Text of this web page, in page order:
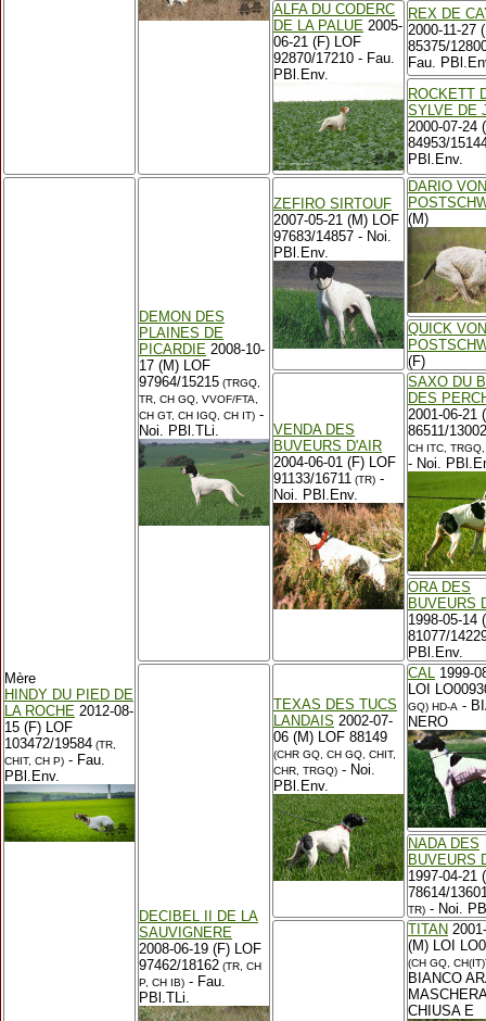
ALFA DU CODERC
DE LA PALUE 2005-
06-21 (F) LOF
92870/17210 - Fau.
PBl.Env.
REX DE
2000-11-27
85375/
Fau.
ROCKETT
SYLVE DE
2000-07-24
84953/
PBl.Env.
Mère
HINDY DU PIED DE
LA ROCHE 2012-08-
15 (F) LOF
103472/19584 (TR,
CHIT, CH P) - Fau.
PBl.Env.
DEMON DES
PLAINES DE
PICARDIE 2008-10-
17 (M) LOF
97964/15215 (TRGQ,
TR, CH GQ, VVOF/FTA,
CH GT, CH IGQ, CH IT) -
Noi. PBl.TLi.
ZEFIRO SIRTOUF
2007-05-21 (M) LOF
97683/14857 - Noi.
PBl.Env.
DARIO
(M)
QUICK
(F)
VENDA DES
BUVEURS D'AIR
2004-06-01 (F) LOF
91133/16711 (TR) -
Noi. PBl.Env.
SAXO DU
DES
2001-06-21
86511/13002
CH ITC,
- Noi.
ORA DES
BUVEURS
1998-05-14
81077/
PBl.Env.
DECIBEL II DE LA
SAUVIGNERE
2008-06-19 (F) LOF
97462/18162 (TR, CH
P, CH IB) - Fau.
PBl.TLi.
TEXAS DES TUCS
LANDAIS 2002-07-
06 (M) LOF 88149
(CHR GQ, CH GQ, CHIT,
CHR, TRGQ) - Noi.
PBl.Env.
CAL 1999-
LOI
GQ) HD-A -
NERO
NADA DES
BUVEURS
1997-04-21
78614/
TR) - Noi.
TITAN
(M) LOI
(CH GQ,
BIANCO
CHIUSA E